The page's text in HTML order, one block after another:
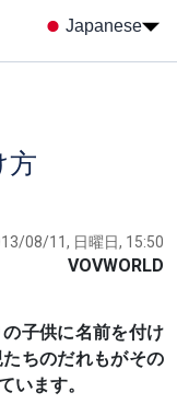
Japanese
方
08/11, 日曜日, 15:50
VOVWORLD
子供に名前を付け
ちのだれもがその
います。